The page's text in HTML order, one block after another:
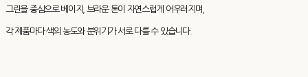
그린을 중심으로 베이지, 브라운 톤이 자연스럽게 어우러지며,
각 제품마다 색의 농도와 분위기가 서로 다를 수 있습니다.